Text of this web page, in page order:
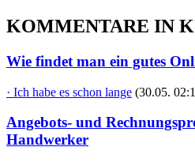
KOMMENTARE IN
Wie findet man ein gutes
· Ich habe es schon lange (30.05.
Angebots- und
Handwerker